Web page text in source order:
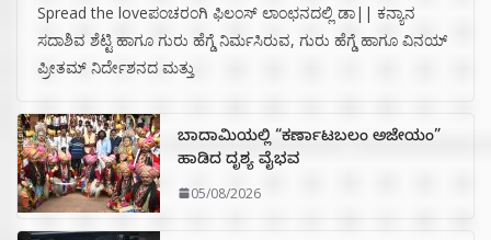
Spread the loveಪಂಚರಂಗಿ ಫಿಲಂಸ್ ಲಾಂಛನದಲ್ಲಿ ಡಾ|| ಕನ್ಯಾನ
ಸದಾಶಿವ ಶೆಟ್ಟಿ ಹಾಗೂ ಗುರು ಹೆಗ್ಡೆ ನಿರ್ಮಸಿರುವ, ಗುರು ಹೆಗ್ಡೆ ಹಾಗೂ ವಿನಯ್
ಪ್ರೀತಮ್ ನಿರ್ದೇಶನದ ಮತ್ತು
ಬಾದಾಮಿಯಲ್ಲಿ “ಕರ್ಣಾಟಬಲಂ ಅಜೇಯಂ”
ಹಾಡಿದ ದೃಶ್ಯ ವೈಭವ
05/08/2026